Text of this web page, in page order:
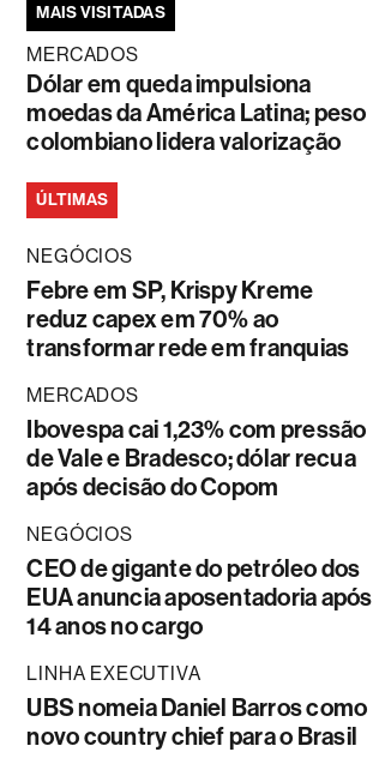
MAIS VISITADAS
MERCADOS
Dólar em queda impulsiona
moedas da América Latina; peso
colombiano lidera valorização
ÚLTIMAS
NEGÓCIOS
Febre em SP, Krispy Kreme
reduz capex em 70% ao
transformar rede em franquias
MERCADOS
Ibovespa cai 1,23% com pressão
de Vale e Bradesco; dólar recua
após decisão do Copom
NEGÓCIOS
CEO de gigante do petróleo dos
EUA anuncia aposentadoria após
14 anos no cargo
LINHA EXECUTIVA
UBS nomeia Daniel Barros como
novo country chief para o Brasil